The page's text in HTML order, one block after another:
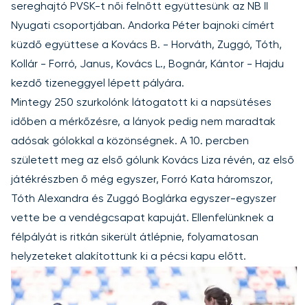
sereghajtó PVSK-t női felnőtt együttesünk az NB II
Nyugati csoportjában. Andorka Péter bajnoki címért
küzdő együttese a Kovács B. - Horváth, Zuggó, Tóth,
Kollár - Forró, Janus, Kovács L., Bognár, Kántor - Hajdu
kezdő tizeneggyel lépett pályára.
Mintegy 250 szurkolónk látogatott ki a napsütéses
időben a mérkőzésre, a lányok pedig nem maradtak
adósak gólokkal a közönségnek. A 10. percben
született meg az első gólunk Kovács Liza révén, az első
játékrészben ő még egyszer, Forró Kata háromszor,
Tóth Alexandra és Zuggó Boglárka egyszer-egyszer
vette be a vendégcsapat kapuját. Ellenfelünknek a
félpályát is ritkán sikerült átlépnie, folyamatosan
helyzeteket alakítottunk ki a pécsi kapu előtt.